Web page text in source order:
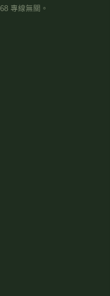
專線無關。